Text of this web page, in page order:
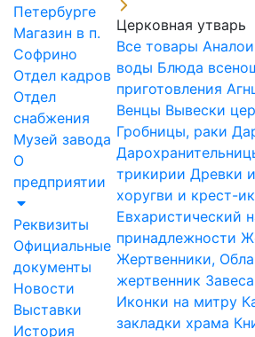
Петербурге
Магазин в п.
Софрино
Отдел кадров
Отдел
снабжения
Музей завода
О
предприятии
Реквизиты
Официальные
документы
Новости
Выставки
История
Церковная утварь
Все товары Аналои
воды Блюда
приготовления
Венцы Вывески
Гробницы, раки
трикирии Древки
хоругви и крест-
Евхаристический
принадлежности
Жертвенники,
жертвенник
Иконки на митру
закладки храма